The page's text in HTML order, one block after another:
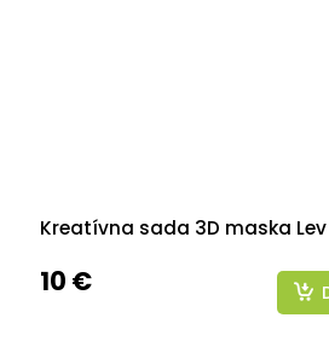
Kreatívna sada 3D maska Lev
10 €